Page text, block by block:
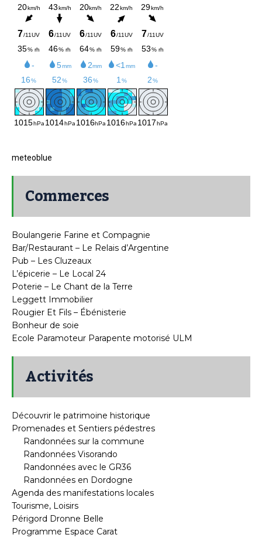
meteoblue
Commerces
Boulangerie Farine et Compagnie
Bar/Restaurant – Le Relais d’Argentine
Pub – Les Cluzeaux
L’épicerie – Le Local 24
Poterie – Le Chant de la Terre
Leggett Immobilier
Rougier Et Fils – Ébénisterie
Bonheur de soie
Ecole Paramoteur Parapente motorisé ULM
Activités
Découvrir le patrimoine historique
Promenades et Sentiers pédestres
Randonnées sur la commune
Randonnées Visorando
Randonnées avec le GR36
Randonnées en Dordogne
Agenda des manifestations locales
Tourisme, Loisirs
Périgord Dronne Belle
Programme Espace Carat